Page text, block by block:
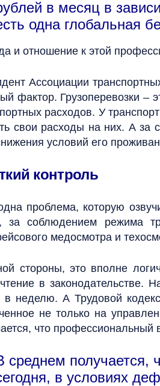
в месяц в
одна глобальная
и отношение к этой
Ассоциации
фактор. Грузоперевозки –
расходов. У
свои расходы на них. А за
условий его
контроль
проблема, которую
за соблюдением режима
медосмотра и
стороны, это вполне
в законодательстве.
в неделю. А Трудовой
не только на
что
среднем получается,
в условиях